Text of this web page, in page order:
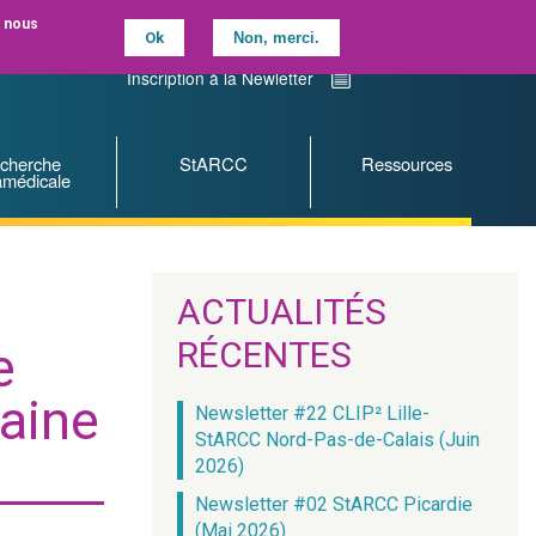
Ok Non, merci.
Contactez-nous
Nous suivre sur LinkedIN
Inscription à la Newletter
StARCC Ressources
ACTUALITÉS
RÉCENTES
Newsletter #22 CLIP² Lille-
StARCC Nord-Pas-de-Calais (Juin
2026)
Newsletter #02 StARCC Picardie
(Mai 2026)